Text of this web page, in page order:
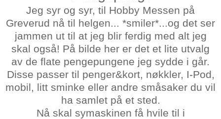
Jeg syr og syr, til Hobby Messen på
Greverud nå til helgen... *smiler*...og det ser
jammen ut til at jeg blir ferdig med alt jeg
skal også! På bilde her er det et lite utvalg
av de flate pengepungene jeg sydde i går.
Disse passer til penger&kort, nøkkler, I-Pod,
mobil, litt sminke eller andre småsaker du vil
ha samlet på et sted.
Nå skal symaskinen få hvile til i